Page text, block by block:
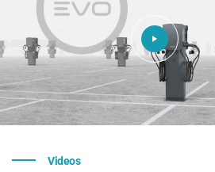
Videos